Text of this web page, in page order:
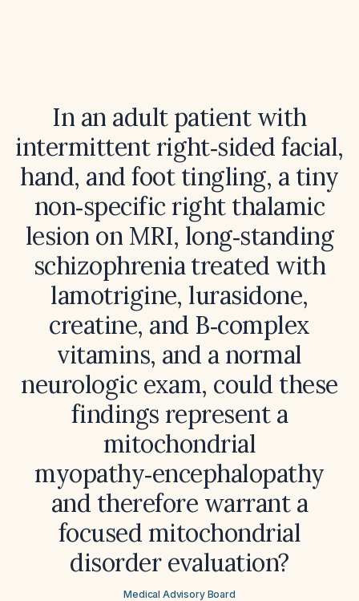
In an adult patient with
intermittent right‑sided facial,
hand, and foot tingling, a tiny
non‑specific right thalamic
lesion on MRI, long‑standing
schizophrenia treated with
lamotrigine, lurasidone,
creatine, and B‑complex
vitamins, and a normal
neurologic exam, could these
findings represent a
mitochondrial
myopathy‑encephalopathy
and therefore warrant a
focused mitochondrial
disorder evaluation?
Medical Advisory Board